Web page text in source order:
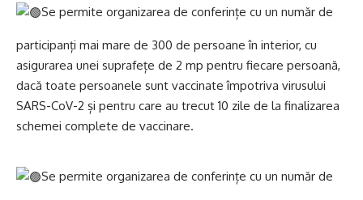
Se permite organizarea de conferințe cu un număr de
participanți mai mare de 300 de persoane în interior, cu
asigurarea unei suprafețe de 2 mp pentru fiecare persoană,
dacă toate persoanele sunt vaccinate împotriva virusului
SARS-CoV-2 și pentru care au trecut 10 zile de la finalizarea
schemei complete de vaccinare.
Se permite organizarea de conferințe cu un număr de